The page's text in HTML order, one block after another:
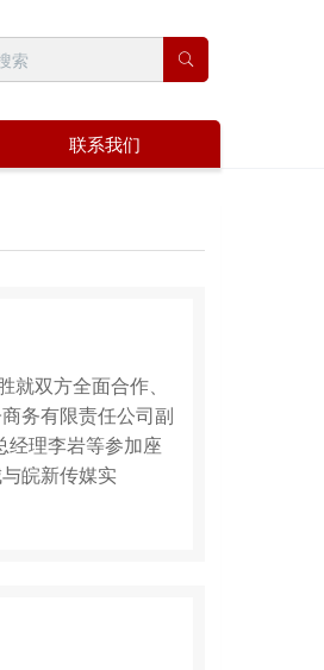
联系我们
双方全面合作、
务有限责任公司副
经理李岩等参加座
皖新传媒实